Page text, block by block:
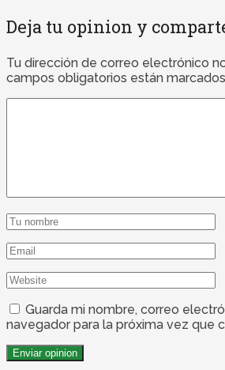
Deja tu opinion y
Tu dirección de correo electrónico
campos obligatorios están
Guarda mi nombre, correo
navegador para la próxima vez que